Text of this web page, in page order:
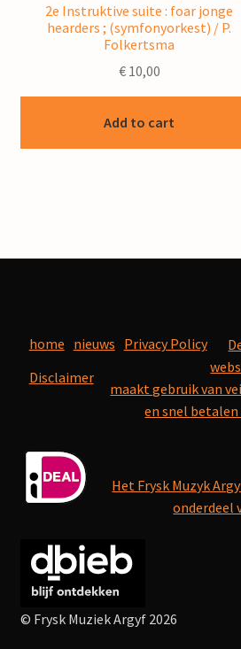
2e Instruktive suite : foar jonge
hearders ; (symfonyorkest) / P.
Folkertsma
€10,00
Add to cart
home nieuws Privacy Policy
Disclaimer
maakt gebruik van
en snel betalen
Het Frysk Muzyk
onderdeel
© Frysk Muziek Argyf 2026